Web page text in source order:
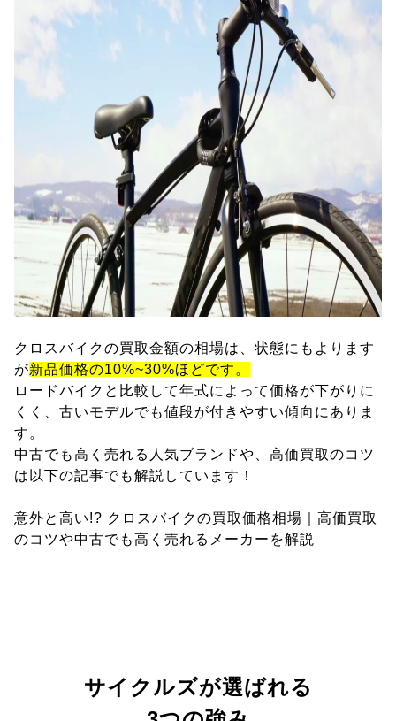
クロスバイクの買取金額の相場は、状態にもよります
が新品価格の10%~30%ほどです。
ロードバイクと比較して年式によって価格が下がりに
くく、古いモデルでも値段が付きやすい傾向にありま
す。
中古でも高く売れる人気ブランドや、高価買取のコツ
は以下の記事でも解説しています！
意外と高い!? クロスバイクの買取価格相場｜高価買取
のコツや中古でも高く売れるメーカーを解説
サイクルズが選ばれる